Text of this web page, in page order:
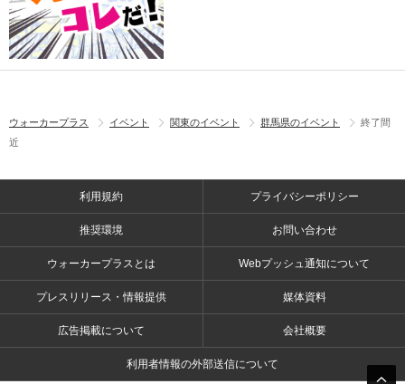
ウォーカープラス イベント 関東のイベント 群馬県のイベント
終了間
近
利用規約 プライバシーポリシー
推奨環境 お問い合わせ
ウォーカープラスとは Webプッシュ通知について
プレスリリース・情報提供 媒体資料
広告掲載について 会社概要
利用者情報の外部送信について